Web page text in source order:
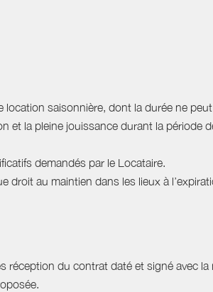
saisonnière, dont la durée ne
et la pleine jouissance durant la période
demandés par le Locataire.
au maintien dans les lieux à
du contrat daté et signé avec